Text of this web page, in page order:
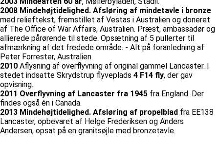
2008 Mindehøjtidelighed. Afsløring af mindetavle i bronze
med relieftekst, fremstillet af Vestas i Australien og doneret
af The Office of War Affairs, Australien. Præst, ambassadør og
allierede pårørende til stede. Opsætning af 5 pullerter til
afmærkning af det fredede område. - Alt på foranledning af
Peter Forrester, Australien.
2010 Aflysning af overflyvning af original gammel Lancaster. I
stedet indsatte Skrydstrup flyveplads 4 F14 fly, der gav
opvisning.
2011 Overflyvning af Lancaster fra 1945 fra England. Der
findes også én i Canada.
2013 Mindehøjtidelighed. Afsløring af propelblad fra EE138
Lancaster, opbevaret af Helge Frederiksen og Anders
Andersen, opsat på en granitsøjle med bronzetavle.